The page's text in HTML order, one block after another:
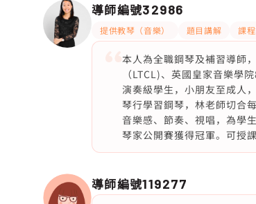
導師編號32986
提供教琴（音樂） 題目講解 課
本人為全職鋼琴及補習導師
（LTCL)、英國皇家音樂
演奏級學生，小朋友至成人
琴行學習鋼琴，林老師切合
音樂感、節奏、視唱，為學
琴家公開賽獲得冠軍。可授
導師編號119277